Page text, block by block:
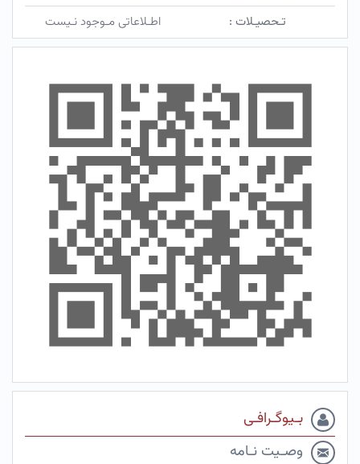
تـحصیـلات :
اطـلاعاتی مـوجود نـیست
بـیوگـرافـی
وصـیت نـامه